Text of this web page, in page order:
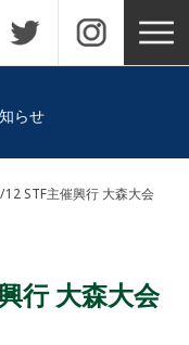
らせ
12 STF主催興行 大森大会
行 大森大会